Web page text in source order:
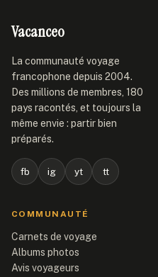
Vacanceo
La communauté voyage
francophone depuis 2004.
Des millions de membres, 180
pays racontés, et toujours la
même envie : partir bien
préparés.
fb ig yt tt
COMMUNAUTÉ
Carnets de voyage
Albums photos
Avis voyageurs